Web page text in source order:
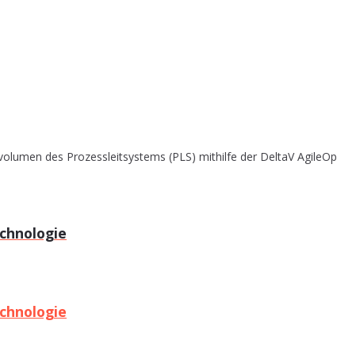
des Prozessleitsystems (PLS) mithilfe der DeltaV